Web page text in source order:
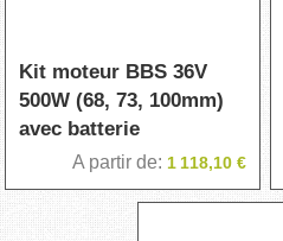
Kit moteur BBS 36V
500W (68, 73, 100mm)
avec batterie
A partir de 1 118,10 €